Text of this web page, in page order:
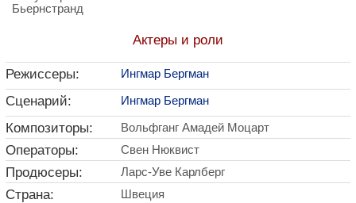
Бьернстранд
Актеры и роли
Режиссеры: Ингмар Бергман
Сценарий: Ингмар Бергман
Композиторы: Вольфганг Амадей Моцарт
Операторы: Свен Нюквист
Продюсеры: Ларс-Уве Карлберг
Страна: Швеция